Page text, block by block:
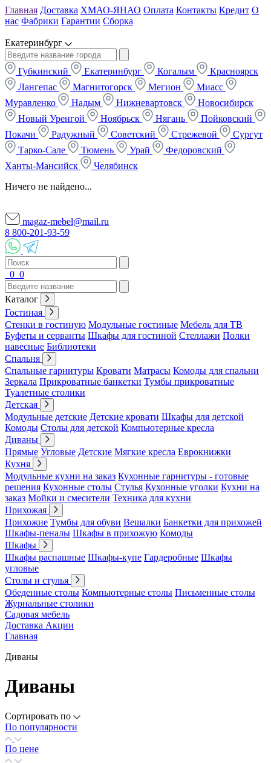
Главная Доставка ХМАО-ЯНАО Оплата Контакты Кредит О
нас Фабрики Гарантии Сборка
Екатеринбург
Губкинский Екатеринбург Когалым
Красноярск
Лангепас
Магнитогорск Мегион
Миасс
Муравленко
Надым Нижневартовск
Новосибирск
Новый Уренгой
Ноябрьск Нягань
Пойковский
Покачи
Радужный Советский Стрежевой
Сургут
Тарко-Сале
Тюмень Урай
Федоровский
Ханты-Мансийск
Челябинск
Ничего не найдено...
magaz-mebel@mail.ru
8 800-201-93-59
0 0
Каталог
Гостиная
Стенки в гостиную Модульные гостиные Мебель для ТВ
Буфеты и серванты Шкафы для гостиной Стеллажи Полки
навесные Библиотеки
Спальня
Спальные гарнитуры Кровати Матрасы Комоды для спальни
Зеркала Прикроватные банкетки Тумбы прикроватные
Туалетные столики
Детская
Модульные детские Детские кровати Шкафы для детской
Комоды Столы для детской Компьютерные кресла
Диваны
Прямые Угловые Детские Мягкие кресла Еврокнижки
Кухня
Модульные кухни на заказ Кухонные гарнитуры - готовые
решения Кухонные столы Стулья Кухонные уголки Кухни на
заказ Мойки и смесители Техника для кухни
Прихожая
Прихожие Тумбы для обуви Вешалки Банкетки для прихожей
Шкафы-пеналы Шкафы в прихожую Комоды
Шкафы
Шкафы распашные Шкафы-купе Гардеробные Шкафы
угловые
Столы и стулья
Обеденные столы Компьютерные столы Письменные столы
Журнальные столики
Садовая мебель
Доставка Акции
Главная
Диваны
Диваны
Сортировать по
По популярности
По цене